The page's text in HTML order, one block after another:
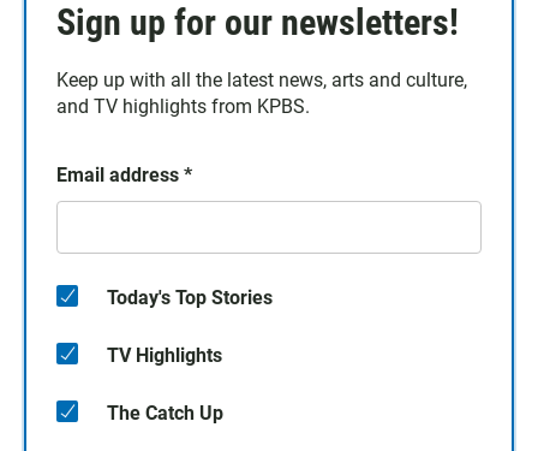
Sign up for our newsletters!
Keep up with all the latest news, arts and culture,
and TV highlights from KPBS.
Email address *
Today's Top Stories
TV Highlights
The Catch Up